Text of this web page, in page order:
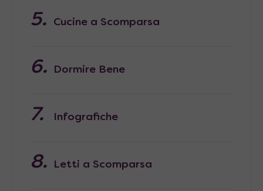
Cucine a Scomparsa
Dormire Bene
Infografiche
Letti a Scomparsa